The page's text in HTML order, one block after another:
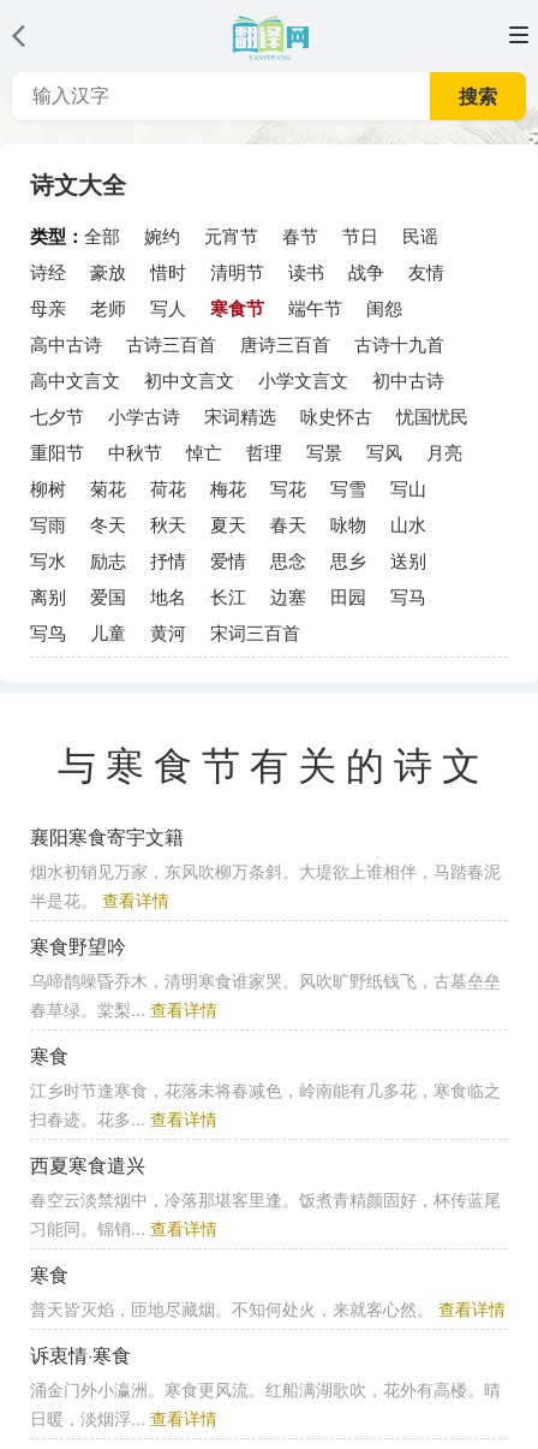
搜索
诗文大全
类型： 全部 婉约 元宵节 春节 节日
民谣
诗经
豪放 惜时 清明节 读书 战争
友情
母亲
老师 写人 寒食节 端午节
闺怨
高中古诗
古诗三百首 唐诗三百首
古诗十九首
高中文言文
初中文言文 小学文言文
初中古诗
七夕节
小学古诗 宋词精选 咏史怀古
忧国忧民
重阳节
中秋节 悼亡 哲理 写景 写风
月亮
柳树
菊花 荷花 梅花 写花 写雪
写山
写雨
冬天 秋天 夏天 春天 咏物
山水
写水
励志 抒情 爱情 思念 思乡
送别
离别
爱国 地名 长江 边塞 田园
写马
写鸟
儿童 黄河 宋词三百首
与寒食节有关的诗文
襄阳寒食寄宇文籍
烟水初销见万家，东风吹柳万条斜。大堤欲上谁相伴，马踏春泥
半是花。 查看详情
寒食野望吟
乌啼鹊噪昏乔木，清明寒食谁家哭。风吹旷野纸钱飞，古墓垒垒
春草绿。棠梨... 查看详情
寒食
江乡时节逢寒食，花落未将春减色，岭南能有几多花，寒食临之
扫春迹。花多... 查看详情
西夏寒食遣兴
春空云淡禁烟中，冷落那堪客里逢。饭煮青精颜固好，杯传蓝尾
习能同。锦销... 查看详情
寒食
普天皆灭焰，匝地尽藏烟。不知何处火，来就客心然。 查看详情
诉衷情·寒食
涌金门外小瀛洲。寒食更风流。红船满湖歌吹，花外有高楼。晴
日暖，淡烟浮... 查看详情